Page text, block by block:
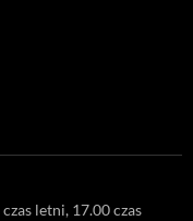
letni, 17.00 czas